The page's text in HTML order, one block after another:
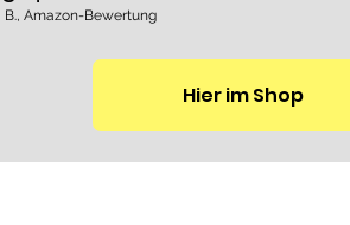
B., Amazon-Bewertung
Hier im Shop